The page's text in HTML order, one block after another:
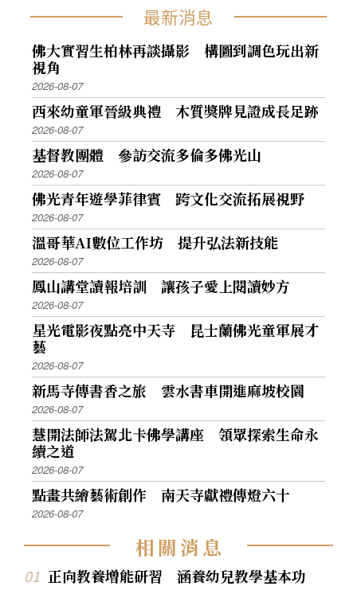
最新消息
佛大實習生柏林再談攝影 構圖到調色玩出新
視角
2026-08-07
西來幼童軍晉級典禮 木質獎牌見證成長足跡
2026-08-07
基督教團體 參訪交流多倫多佛光山
2026-08-07
佛光青年遊學菲律賓 跨文化交流拓展視野
2026-08-07
溫哥華AI數位工作坊 提升弘法新技能
2026-08-07
鳳山講堂讀報培訓 讓孩子愛上閱讀妙方
2026-08-07
星光電影夜點亮中天寺 昆士蘭佛光童軍展才
藝
2026-08-07
新馬寺傳書香之旅 雲水書車開進麻坡校園
2026-08-07
慧開法師法駕北卡佛學講座 領眾探索生命永
續之道
2026-08-07
點畫共繪藝術創作 南天寺獻禮傳燈六十
2026-08-07
相關消息
正向教養增能研習 涵養幼兒教學基本功